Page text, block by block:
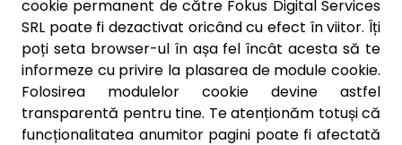
cookie permanent de către Fokus Digital Services
SRL poate fi dezactivat oricând cu efect în viitor. Îți
poți seta browser-ul în așa fel încât acesta să te
informeze cu privire la plasarea de module cookie.
Folosirea modulelor cookie devine astfel
transparentă pentru tine. Te atenționăm totuși că
funcționalitatea anumitor pagini poate fi afectată